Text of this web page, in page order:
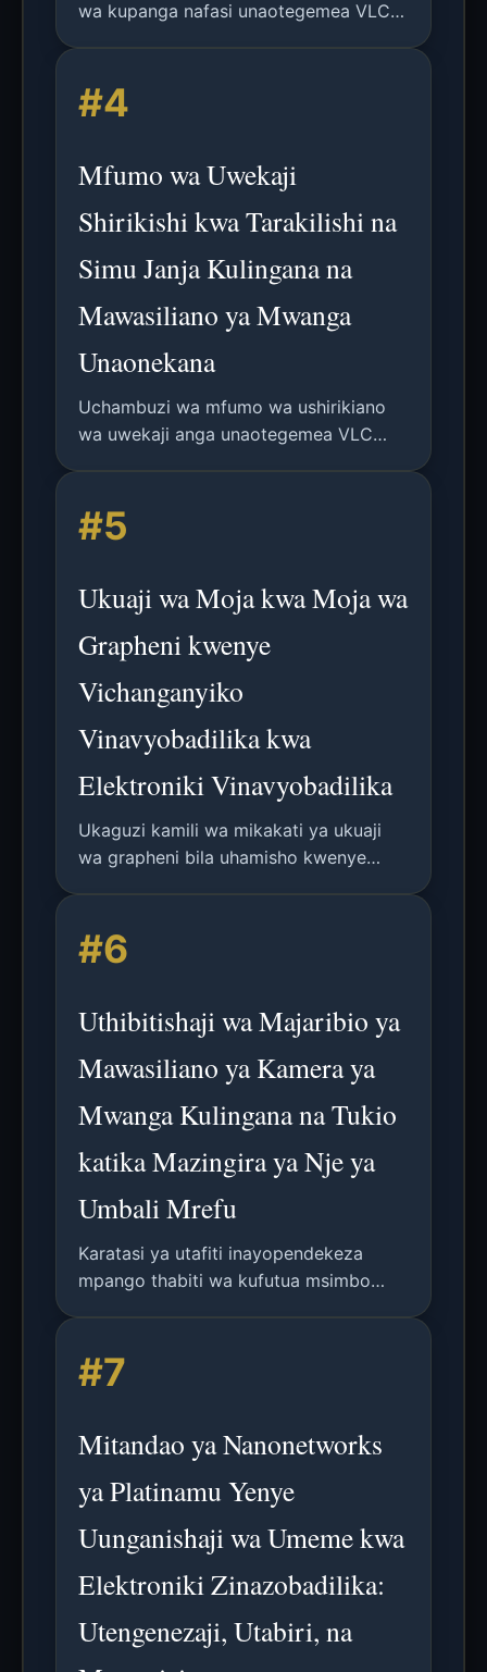
wa kupanga nafasi unaotegemea VLC
janja katika mazingira ya ndani.
#4
Mfumo wa Uwekaji
Shirikishi kwa Tarakilishi na
Simu Janja Kulingana na
Mawasiliano ya Mwanga
Unaonekana
Uchambuzi wa mfumo wa ushirikiano
wa uwekaji anga unaotegemea VLC
simu mahiri katika mazingira ya ndani.
#5
Ukuaji wa Moja kwa Moja wa
Grapheni kwenye
Vichanganyiko
Vinavyobadilika kwa
Elektroniki Vinavyobadilika
Ukaguzi kamili wa mikakati ya ukuaji
wa grapheni bila uhamisho kwenye
changamoto na matumizi katika
elektroniki vinavyobadilika.
#6
Uthibitishaji wa Majaribio ya
Mawasiliano ya Kamera ya
Mwanga Kulingana na Tukio
katika Mazingira ya Nje ya
Umbali Mrefu
Karatasi ya utafiti inayopendekeza
mpango thabiti wa kufutua msimbo
BER < 10^-3 kwa umbali wa 200m-
60kbps na 400m-30kbps katika
#7
Mitandao ya Nanonetworks
ya Platinamu Yenye
Uunganishaji wa Umeme kwa
Elektroniki Zinazobadilika:
Utengenezaji, Utabiri, na